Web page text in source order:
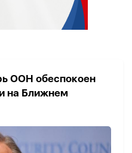
ООН обеспокоен
на Ближнем